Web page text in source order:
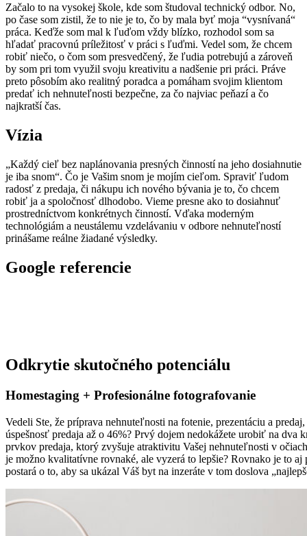
Začalo to na vysokej škole, kde som študoval technický odbor. No,
po čase som zistil, že to nie je to, čo by mala byť moja “vysnívaná“
práca. Keďže som mal k ľuďom vždy blízko, rozhodol som sa
hľadať pracovnú príležitosť v práci s ľuďmi. Vedel som, že chcem
robiť niečo, o čom som presvedčený, že ľudia potrebujú a zároveň
by som pri tom využil svoju kreativitu a nadšenie pri práci. Práve
preto pôsobím ako realitný poradca a pomáham svojim klientom
predať ich nehnuteľnosti bezpečne, za čo najviac peňazí a čo
najkratší čas.
Vízia
„Každý cieľ bez naplánovania presných činností na jeho dosiahnutie
je iba snom“. Čo je Vašim snom je mojím cieľom. Spraviť ľudom
radosť z predaja, či nákupu ich nového bývania je to, čo chcem
robiť ja a spoločnosť dlhodobo. Vieme presne ako to dosiahnuť
prostredníctvom konkrétnych činností. Vďaka moderným
technológiám a neustálemu vzdelávaniu v odbore nehnuteľností
prinášame reálne žiadané výsledky.
Google referencie
Odkrytie skutočného potenciálu​
Homestaging + Profesionálne fotografovanie
Vedeli Ste, že príprava nehnuteľnosti na fotenie, prezentáciu a
úspešnosť predaja až o 46%? Prvý dojem nedokážete urobiť na dva
prvkov predaja, ktorý zvyšuje atraktivitu Vašej nehnuteľnosti v
je možno kvalitatívne rovnaké, ale vyzerá to lepšie? Rovnako je to
postará o to, aby sa ukázal Váš byt na inzeráte v tom doslova